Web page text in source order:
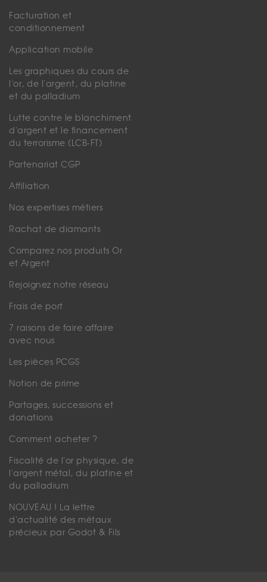
Facturation et
conditionnement
Application mobile
Les graphiques du cours de
l'or, de l'argent, du platine
et du palladium
Lutte contre le blanchiment
d'argent et le financement
du terrorisme (LCB-FT)
Partenariat CGP
Affiliation
Nos expertises métiers
Rachat de diamants
Comparez nos produits Or
et Argent
Rejoignez notre réseau
Frais de port
7 raisons de faire affaire
avec nous
Les pièces PCGS
Notion de prime
Partages, successions et
donations
Comment acheter ?
Fiscalité de l'or physique, de
l'argent métal, du platine et
du palladium
NOUVEAU ! La lettre
d'actualité des métaux
précieux par Godot & Fils